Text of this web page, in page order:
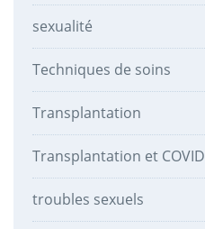
sexualité
Techniques de soins
Transplantation
Transplantation et COVID
troubles sexuels